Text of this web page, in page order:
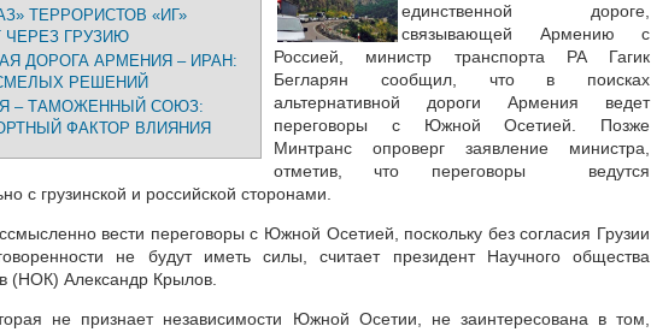
ТЕРРОРИСТОВ «ИГ»
ЧЕРЕЗ ГРУЗИЮ
ДОРОГА АРМЕНИЯ – ИРАН:
РЕШЕНИЙ
– ТАМОЖЕННЫЙ СОЮЗ:
ФАКТОР ВЛИЯНИЯ
единственной дороге,
связывающей Армению с
Россией, министр транспорта РА Гагик
Бегларян сообщил, что в поисках
альтернативной дороги Армения ведет
переговоры с Южной Осетией. Позже
Минтранс опроверг заявление министра,
отметив, что переговоры ведутся
с грузинской и российской сторонами.
вести переговоры с Южной Осетией, поскольку без согласия Грузии
не будут иметь силы, считает президент Научного общества
(НОК) Александр Крылов.
не признает независимости Южной Осетии, не заинтересована в том,